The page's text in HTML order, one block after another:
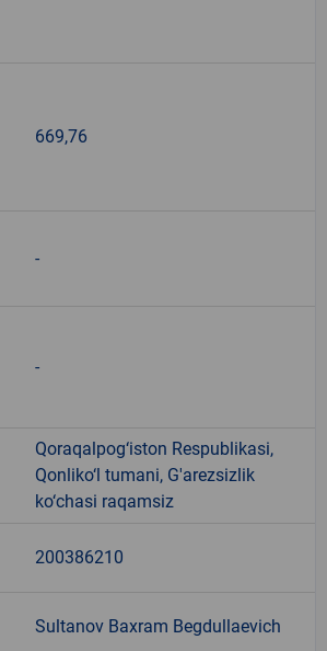
669,76
-
-
Qoraqalpog‘iston Respublikasi,
Qonliko‘l tumani, G'arezsizlik
ko‘chasi raqamsiz
200386210
Sultanov Baxram Begdullaevich